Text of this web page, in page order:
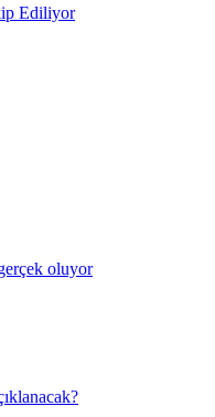
Ediliyor
oluyor